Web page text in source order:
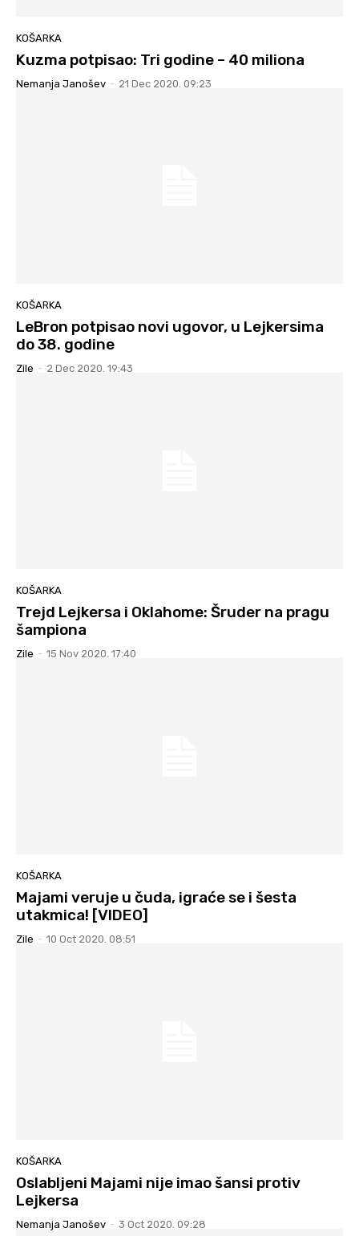
KOŠARKA
Kuzma potpisao: Tri godine – 40 miliona
Nemanja Janošev - 21 Dec 2020. 09:23
KOŠARKA
LeBron potpisao novi ugovor, u Lejkersima
do 38. godine
Zile - 2 Dec 2020. 19:43
KOŠARKA
Trejd Lejkersa i Oklahome: Šruder na pragu
šampiona
Zile - 15 Nov 2020. 17:40
KOŠARKA
Majami veruje u čuda, igraće se i šesta
utakmica! [VIDEO]
Zile - 10 Oct 2020. 08:51
KOŠARKA
Oslabljeni Majami nije imao šansi protiv
Lejkersa
Nemanja Janošev - 3 Oct 2020. 09:28